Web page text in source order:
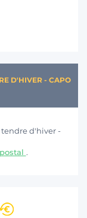
D'HIVER - CAPO
d'hiver -
.